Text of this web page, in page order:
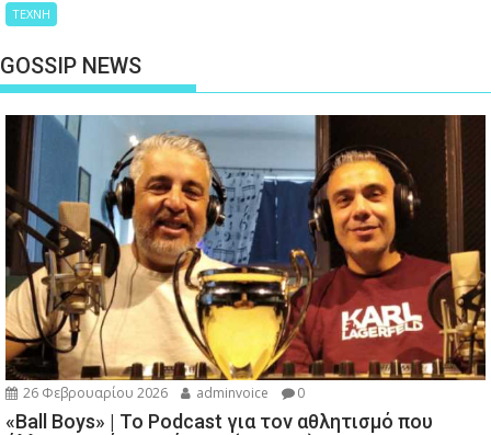
ΤΕΧΝΗ
GOSSIP NEWS
26 Φεβρουαρίου 2026 adminvoice 0
«Ball Boys» | Το Podcast για τον αθλητισμό που